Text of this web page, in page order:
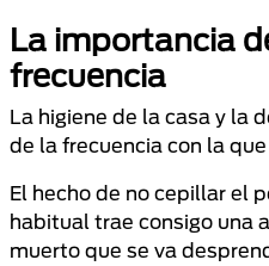
La importancia
frecuencia
La higiene de la casa y la
de la frecuencia con la
El hecho de no cepillar el
habitual trae consigo una
muerto que se va